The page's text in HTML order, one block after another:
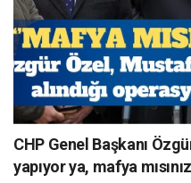
CHP Genel Başkanı
yapıyor ya, mafya